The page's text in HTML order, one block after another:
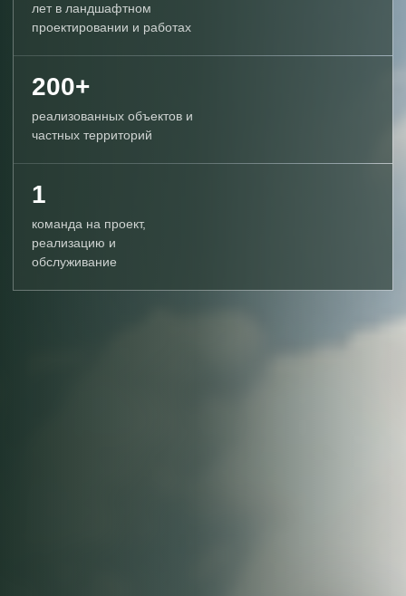
лет в ландшафтном
проектировании и работах
200+
реализованных объектов и
частных территорий
1
команда на проект,
реализацию и
обслуживание